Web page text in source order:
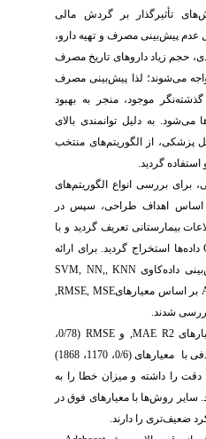
تأثیرگذار بر گردش مالی
عدم پیش‌بینی مصرف و تهیه دارو،
حجم زیاد داروهای تاریخ مصرف
می‌شوند؛ لذا پیش‌بینی مصرف
موجود، منجر به بهبود
می‌شود. به دلیل توانمندی بالای
از الگوریتم‌های منتخب
گردید.
بررسی انواع الگوریتم‌های
اساس اهداف طراحی، سپس در
بیمارستانی تعریف گردید و با
استخراج گردید. برای ارائه
داده‌کاویKNN
,
SVM, NN,
اساس معیارهایMSE
,
RMSE
,
شدند.
R2
MAE
,وRMSE
(0/78،
247، 827) و روش جنگل تصادفی با معیارهای (0/6، 1170، 1868)
را داشته و میزان خطا را به
روش‌ها با معیارهای فوق در
ضعیف‌تری را دارند.